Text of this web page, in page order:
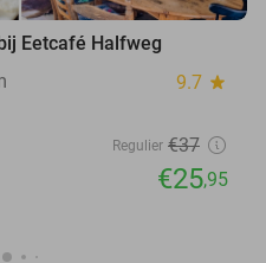
Eetcafé Halfweg
9.7 star
Regulier €37
€25,95